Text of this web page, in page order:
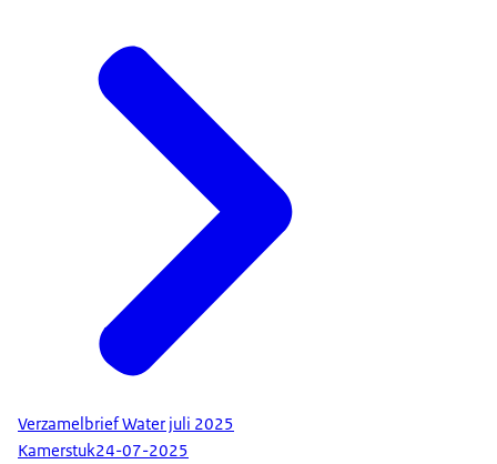
Verzamelbrief Water juli 2025
Kamerstuk24-07-2025